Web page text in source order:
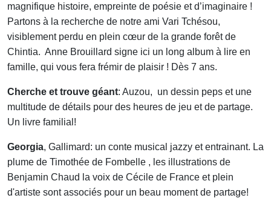
magnifique histoire, empreinte de poésie et d’imaginaire !
Partons à la recherche de notre ami Vari Tchésou,
visiblement perdu en plein cœur de la grande forêt de
Chintia. Anne Brouillard signe ici un long album à lire en
famille, qui vous fera frémir de plaisir ! Dès 7 ans.
Cherche et trouve géant: Auzou, un dessin peps et une
multitude de détails pour des heures de jeu et de partage.
Un livre familial!
Georgia, Gallimard: un conte musical jazzy et entrainant. La
plume de Timothée de Fombelle , les illustrations de
Benjamin Chaud la voix de Cécile de France et plein
d'artiste sont associés pour un beau moment de partage!